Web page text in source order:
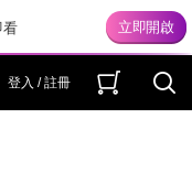
看
登入 / 註冊